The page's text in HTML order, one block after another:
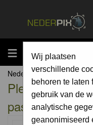
MENU
Wij plaatsen
verschillende
behoren te laten
gebruik van de
analytische
geanonimiseerd
Nederpix.nl Forum Index
Please enter
password to